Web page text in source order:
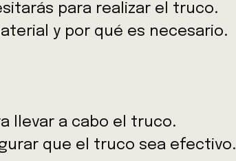
para realizar el truco.
y por qué es necesario.
llevar a cabo el truco.
que el truco sea efectivo.